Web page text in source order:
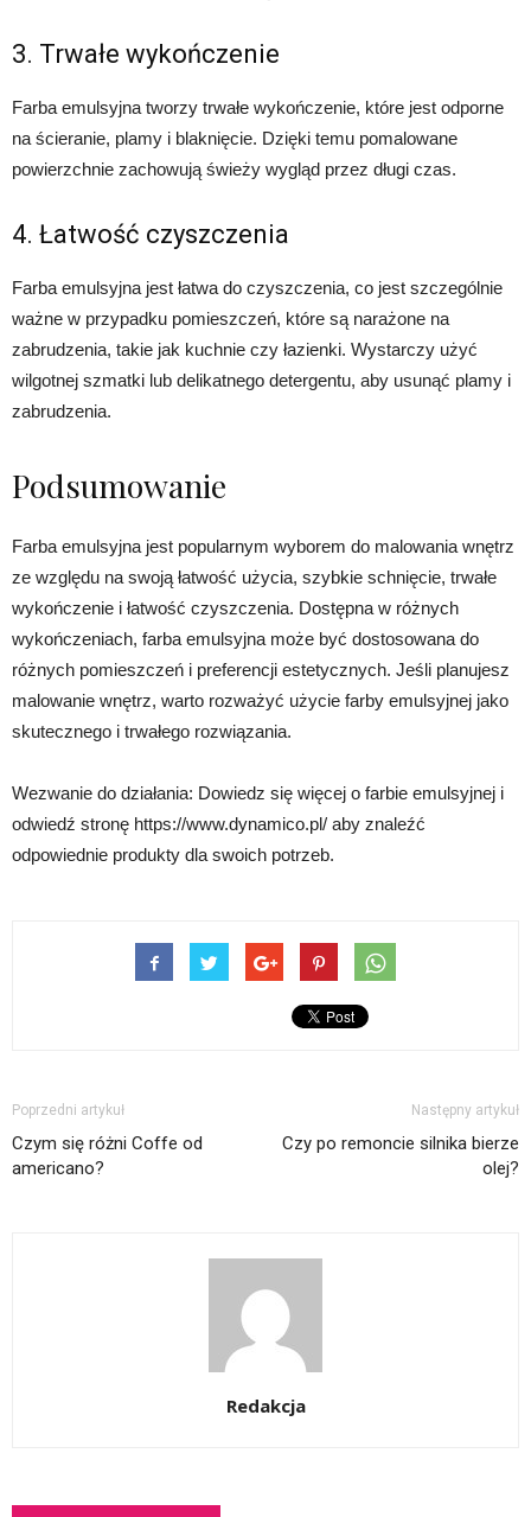
3. Trwałe wykończenie
Farba emulsyjna tworzy trwałe wykończenie, które jest odporne
na ścieranie, plamy i blaknięcie. Dzięki temu pomalowane
powierzchnie zachowują świeży wygląd przez długi czas.
4. Łatwość czyszczenia
Farba emulsyjna jest łatwa do czyszczenia, co jest szczególnie
ważne w przypadku pomieszczeń, które są narażone na
zabrudzenia, takie jak kuchnie czy łazienki. Wystarczy użyć
wilgotnej szmatki lub delikatnego detergentu, aby usunąć plamy i
zabrudzenia.
Podsumowanie
Farba emulsyjna jest popularnym wyborem do malowania wnętrz
ze względu na swoją łatwość użycia, szybkie schnięcie, trwałe
wykończenie i łatwość czyszczenia. Dostępna w różnych
wykończeniach, farba emulsyjna może być dostosowana do
różnych pomieszczeń i preferencji estetycznych. Jeśli planujesz
malowanie wnętrz, warto rozważyć użycie farby emulsyjnej jako
skutecznego i trwałego rozwiązania.
Wezwanie do działania: Dowiedz się więcej o farbie emulsyjnej i
odwiedź stronę https://www.dynamico.pl/ aby znaleźć
odpowiednie produkty dla swoich potrzeb.
Poprzedni artykuł
Czym się różni Coffe od
americano?
Następny artykuł
Czy po remoncie silnika bierze
olej?
Redakcja